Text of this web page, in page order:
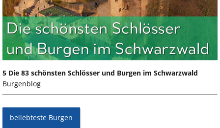
5 Die 83 schönsten Schlösser und Burgen im Schwarzwald
Burgenblog
beliebteste Burgen